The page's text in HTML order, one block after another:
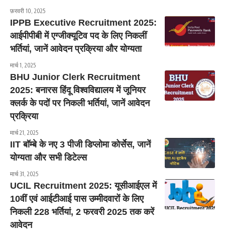
फ़रवरी 10, 2025
IPPB Executive Recruitment 2025:
आईपीपीबी में एग्जीक्यूटिव पद के लिए निकलीं
भर्तियां, जानें आवेदन प्रक्रिया और योग्यता
मार्च 1, 2025
BHU Junior Clerk Recruitment
2025: बनारस हिंदू विश्वविद्यालय में जूनियर
क्लर्क के पदों पर निकली भर्तियां, जानें आवेदन
प्रक्रिया
मार्च 21, 2025
IIT बॉम्बे के नए 3 पीजी डिप्लोमा कोर्सेस, जानें
योग्यता और सभी डिटेल्स
मार्च 31, 2025
UCIL Recruitment 2025: यूसीआईएल में
10वीं एवं आईटीआई पास उम्मीदवारों के लिए
निकली 228 भर्तियां, 2 फरवरी 2025 तक करें
आवेदन